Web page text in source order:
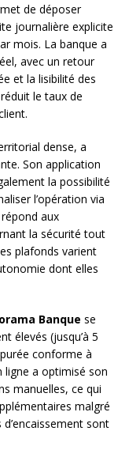
de déposer
journalière explicite
mois. La banque a
avec un retour
et la lisibilité des
le taux de
dense, a
Son application
la possibilité
l’opération via
aux
la sécurité tout
plafonds varient
dont elles
Banque se
élevés (jusqu’à 5
conforme à
ligne a optimisé son
manuelles, ce qui
malgré
d’encaissement sont